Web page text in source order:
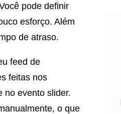
pode definir
esforço. Além
de atraso.
feed de
feitas nos
no evento slider.
o que